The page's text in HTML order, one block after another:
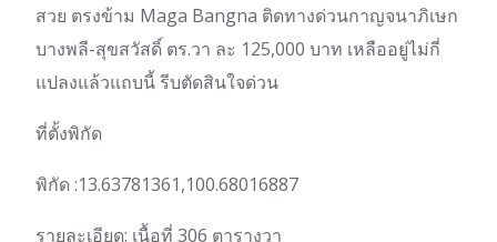
สวย ตรงข้าม Maga Bangna ติดทางด่วนกาญจนาภิเษก
บางพลี-สุขสวัสดิ์ ตร.วา ละ 125,000 บาท เหลืออยู่ไม่กี่
แปลงแล้วแถบนี้ รีบตัดสินใจด่วน
ที่ตั้งพิกัด
พิกัด :13.63781361,100.68016887
รายละเอียด: เนื้อที่ 306 ตารางวา